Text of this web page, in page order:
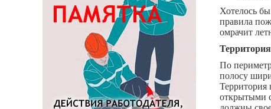
Хотелось
правила
омрачит
По
полосу
Территория
открытыми